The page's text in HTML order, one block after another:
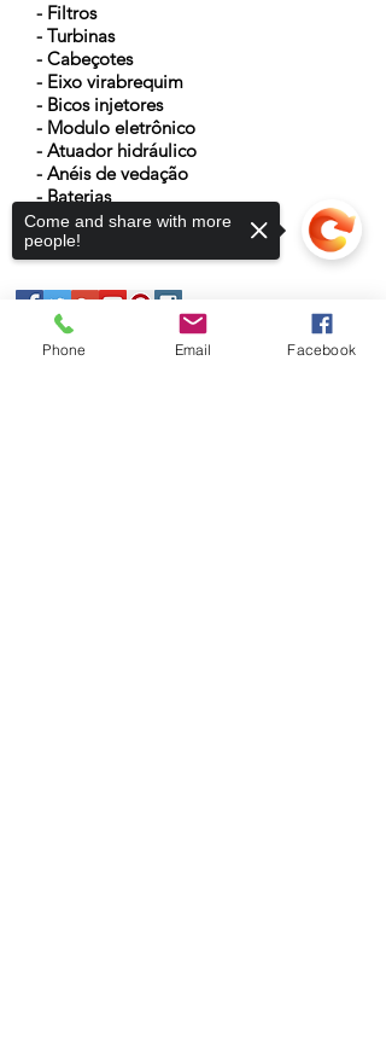
- Filtros
- Turbinas
- Cabeçotes
- Eixo virabrequim
- Bicos injetores
- Modulo eletrônico
- Atuador hidráulico
- Anéis de vedação
- Baterias
Phone Email Facebook
Come and share with more
people!